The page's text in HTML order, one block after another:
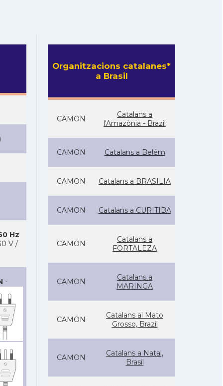
Hz
V /
-
Organitzacions catalanes*
a Brasil
CAMON
Catalans a
l'Amazònia - Brazil
CAMON Catalans a Belém
CAMON Catalans a BRASILIA
CAMON Catalans a CURITIBA
CAMON
Catalans a
FORTALEZA
CAMON
Catalans a
MARINGA
CAMON
Catalans al Mato
Grosso, Brazil
CAMON
Catalans a Natal,
Brasil